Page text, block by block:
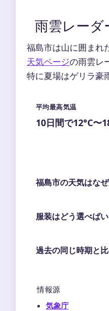
雨雲レーダ
福島市は山に囲まれ
天気ページの雨雲レ
特に夏場はゲリラ豪
平均最高気温
10日間で12°C〜
福島市の天気はな
服装はどう選べば
過去の同じ時期と
情報源
気象庁